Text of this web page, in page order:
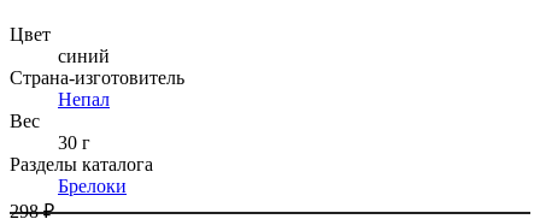
Цвет
синий
Страна-изготовитель
Непал
Вес
30 г
Разделы каталога
Брелоки
298 ₽